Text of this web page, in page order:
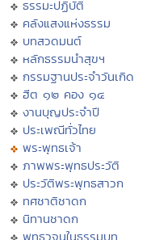
ธรรมะปฏิบัติ
คลังแสงแห่งธรรม
บทสวดมนต์
หลักธรรมนำสุขฯ
กรรมฐานประจำวันเกิด
ฮีต ๑๒ คอง ๑๔
งานบุญประจำปี
ประเพณีทั่วไทย
พระพุทธเจ้า
ภาพพระพุทธประวัติ
ประวัติพระพุทธสาวก
ทศชาติชาดก
นิทานชาดก
พุทธวจนในธรรมบท